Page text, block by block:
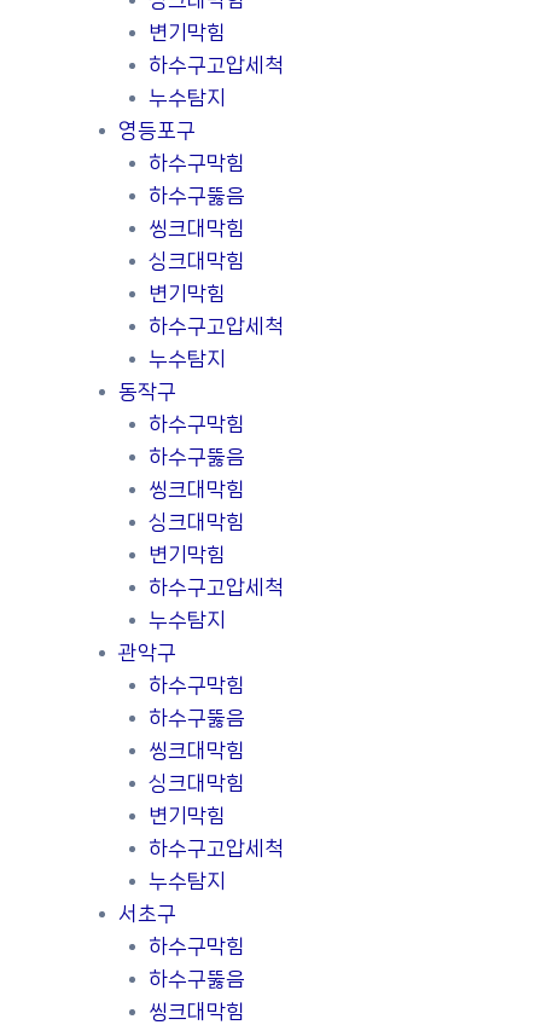
변기막힘
하수구고압세척
누수탐지
영등포구
하수구막힘
하수구뚫음
씽크대막힘
싱크대막힘
변기막힘
하수구고압세척
누수탐지
동작구
하수구막힘
하수구뚫음
씽크대막힘
싱크대막힘
변기막힘
하수구고압세척
누수탐지
관악구
하수구막힘
하수구뚫음
씽크대막힘
싱크대막힘
변기막힘
하수구고압세척
누수탐지
서초구
하수구막힘
하수구뚫음
씽크대막힘